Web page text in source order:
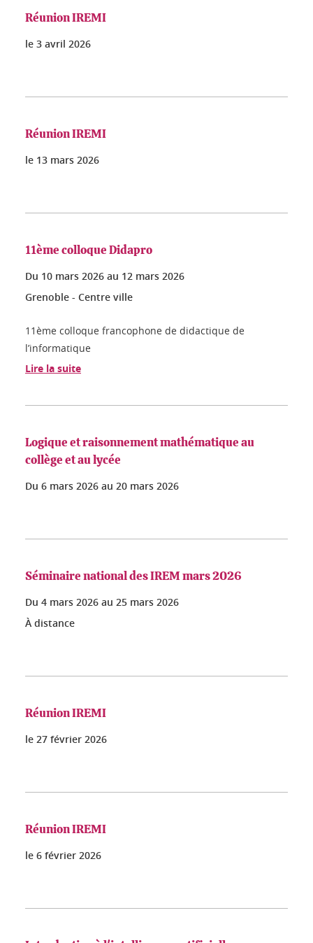
Réunion IREMI
le 3 avril 2026
Réunion IREMI
le 13 mars 2026
11ème colloque Didapro
Du 10 mars 2026 au 12 mars 2026
Grenoble - Centre ville
11ème colloque francophone de didactique de
l’informatique
Lire la suite
Logique et raisonnement mathématique au
collège et au lycée
Du 6 mars 2026 au 20 mars 2026
Séminaire national des IREM mars 2026
Du 4 mars 2026 au 25 mars 2026
À distance
Réunion IREMI
le 27 février 2026
Réunion IREMI
le 6 février 2026